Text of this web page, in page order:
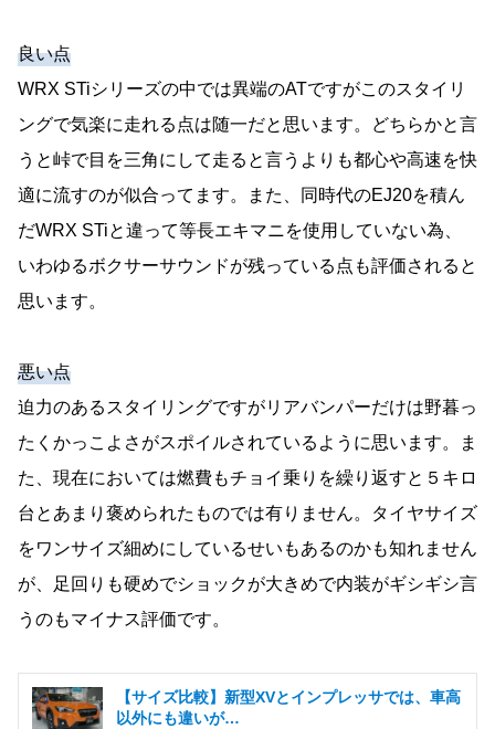
良い点
WRX STiシリーズの中では異端のATですがこのスタイリ
ングで気楽に走れる点は随一だと思います。どちらかと言
うと峠で目を三角にして走ると言うよりも都心や高速を快
適に流すのが似合ってます。また、同時代のEJ20を積ん
だWRX STiと違って等長エキマニを使用していない為、
いわゆるボクサーサウンドが残っている点も評価されると
思います。
悪い点
迫力のあるスタイリングですがリアバンパーだけは野暮っ
たくかっこよさがスポイルされているように思います。ま
た、現在においては燃費もチョイ乗りを繰り返すと５キロ
台とあまり褒められたものでは有りません。タイヤサイズ
をワンサイズ細めにしているせいもあるのかも知れません
が、足回りも硬めでショックが大きめで内装がギシギシ言
うのもマイナス評価です。
【サイズ比較】新型XVとインプレッサでは、車高
以外にも違いが…